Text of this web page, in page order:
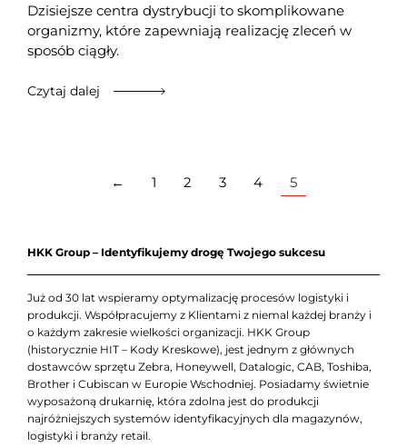
Dzisiejsze centra dystrybucji to skomplikowane
organizmy, które zapewniają realizację zleceń w
sposób ciągły.
Czytaj dalej
← 1 2 3 4 5
HKK Group – Identyfikujemy drogę Twojego sukcesu
Już od 30 lat wspieramy optymalizację procesów logistyki i
produkcji. Współpracujemy z Klientami z niemal każdej branży i
o każdym zakresie wielkości organizacji. HKK Group
(historycznie HIT – Kody Kreskowe), jest jednym z głównych
dostawców sprzętu Zebra, Honeywell, Datalogic, CAB, Toshiba,
Brother i Cubiscan w Europie Wschodniej. Posiadamy świetnie
wyposażoną drukarnię, która zdolna jest do produkcji
najróżniejszych systemów identyfikacyjnych dla magazynów,
logistyki i branży retail.